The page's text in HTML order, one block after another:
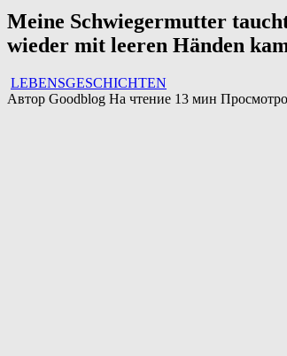
Meine Schwiegermutter
wieder mit leeren Händen
LEBENSGESCHICHTEN
Автор Goodblog На чтение 13 мин